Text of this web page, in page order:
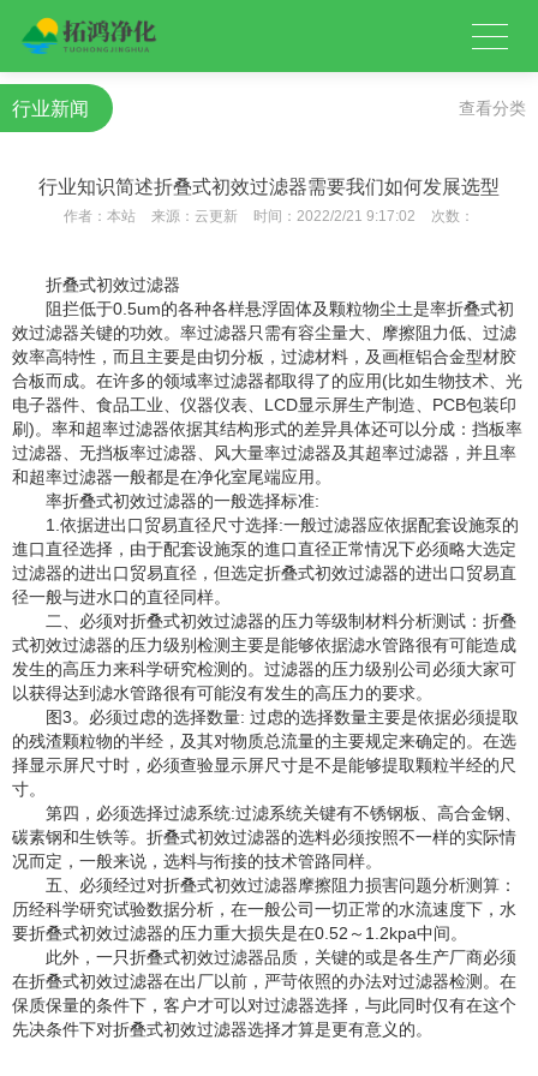
行业新闻 查看分类
行业知识简述折叠式初效过滤器需要我们如何发展选型
作者： 本站 来源： 云更新 时间： 2022/2/21 9:17:02 次数：
折叠式初效过滤器
阻拦低于0.5um的各种各样悬浮固体及颗粒物尘土是率折叠式初
效过滤器关键的功效。率过滤器只需有容尘量大、摩擦阻力低、过滤
效率高特性，而且主要是由切分板，过滤材料，及画框铝合金型材胶
合板而成。在许多的领域率过滤器都取得了的应用(比如生物技术、光
电子器件、食品工业、仪器仪表、LCD显示屏生产制造、PCB包装印
刷)。率和超率过滤器依据其结构形式的差异具体还可以分成：挡板率
过滤器、无挡板率过滤器、风大量率过滤器及其超率过滤器，并且率
和超率过滤器一般都是在净化室尾端应用。
率折叠式初效过滤器的一般选择标准:
1.依据进出口贸易直径尺寸选择:一般过滤器应依据配套设施泵的
進口直径选择，由于配套设施泵的進口直径正常情况下必须略大选定
过滤器的进出口贸易直径，但选定折叠式初效过滤器的进出口贸易直
径一般与进水口的直径同样。
二、必须对折叠式初效过滤器的压力等级制材料分析测试：折叠
式初效过滤器的压力级别检测主要是能够依据滤水管路很有可能造成
发生的高压力来科学研究检测的。过滤器的压力级别公司必须大家可
以获得达到滤水管路很有可能沒有发生的高压力的要求。
图3。必须过虑的选择数量: 过虑的选择数量主要是依据必须提取
的残渣颗粒物的半经，及其对物质总流量的主要规定来确定的。在选
择显示屏尺寸时，必须查验显示屏尺寸是不是能够提取颗粒半经的尺
寸。
第四，必须选择过滤系统:过滤系统关键有不锈钢板、高合金钢、
碳素钢和生铁等。折叠式初效过滤器的选料必须按照不一样的实际情
况而定，一般来说，选料与衔接的技术管路同样。
五、必须经过对折叠式初效过滤器摩擦阻力损害问题分析测算：
历经科学研究试验数据分析，在一般公司一切正常的水流速度下，水
要折叠式初效过滤器的压力重大损失是在0.52～1.2kpa中间。
此外，一只折叠式初效过滤器品质，关键的或是各生产厂商必须
在折叠式初效过滤器在出厂以前，严苛依照的办法对过滤器检测。在
保质保量的条件下，客户才可以对过滤器选择，与此同时仅有在这个
先决条件下对折叠式初效过滤器选择才算是更有意义的。